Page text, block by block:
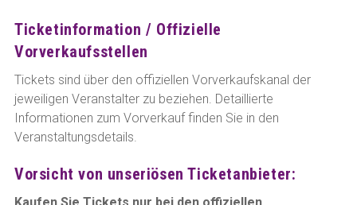
Ticketinformation / Offizielle
Vorverkaufsstellen
Tickets sind über den offiziellen Vorverkaufskanal der
jeweiligen Veranstalter zu beziehen. Detaillierte
Informationen zum Vorverkauf finden Sie in den
Veranstaltungsdetails.
Vorsicht von unseriösen Ticketanbieter: